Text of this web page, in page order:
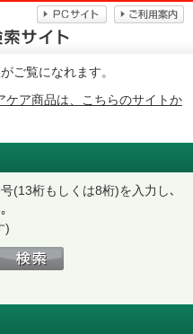
ご覧になれます。
ケア商品は、こちらのサイトか
(13桁もしくは8桁)を入力し､
)